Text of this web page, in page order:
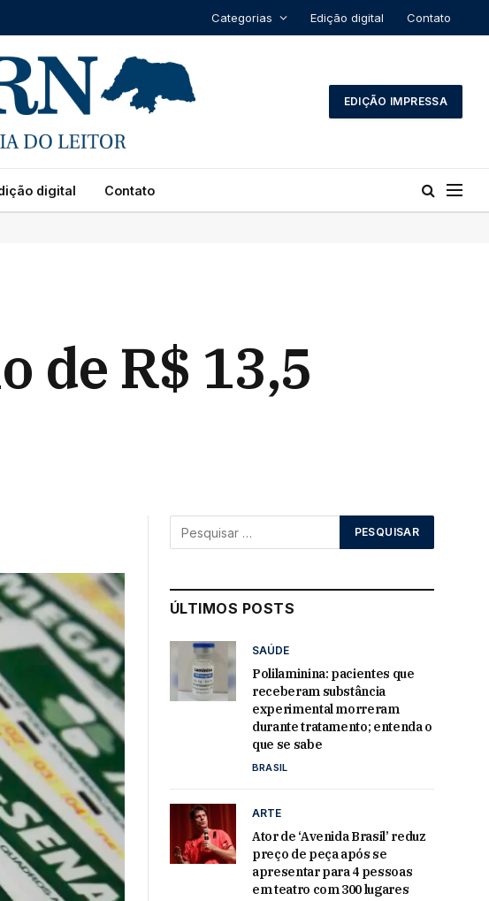
Categorias Edição digital Contato
EDIÇÃO IMPRESSA
digital Contato
de R$ 13,5
ÚLTIMOS POSTS
SAÚDE
Polilaminina: pacientes que
receberam substância
experimental morreram
durante tratamento; entenda o
que se sabe
BRASIL
ARTE
Ator de ‘Avenida Brasil’ reduz
preço de peça após se
apresentar para 4 pessoas
em teatro com 300 lugares